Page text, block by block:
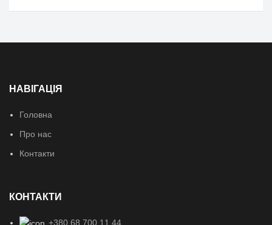
НАВІГАЦІЯ
Головна
Про нас
Контакти
КОНТАКТИ
+380 68 700 11 44